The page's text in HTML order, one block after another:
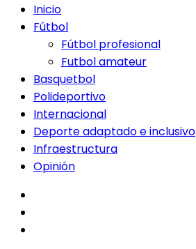
Inicio
Fútbol
Fútbol profesional
Futbol amateur
Basquetbol
Polideportivo
Internacional
Deporte adaptado e inclusivo
Infraestructura
Opinión